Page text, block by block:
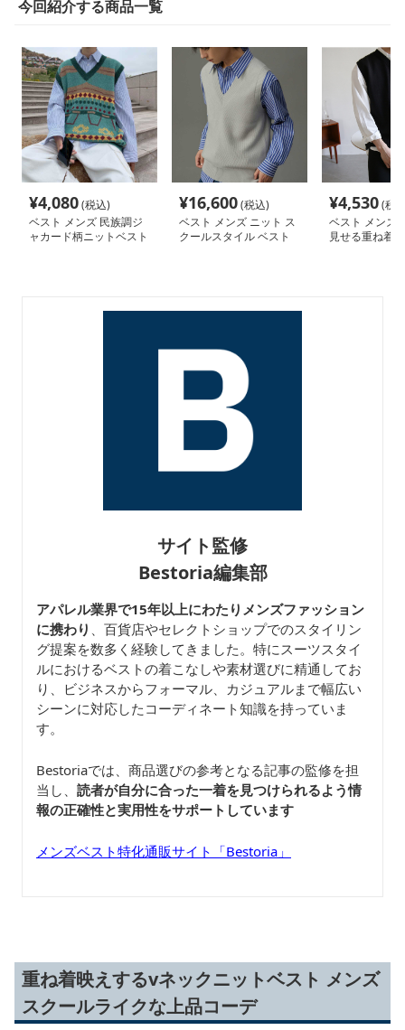
今回紹介する商品一覧
¥4,080(税込)
ベスト メンズ 民族調ジ
ャカード柄ニットベスト
¥16,600(税込)
ベスト メンズ ニット ス
クールスタイル ベスト
¥4,530(税
ベスト メンズ
見せる重ね着
サイト監修
Bestoria編集部
アパレル業界で15年以上にわたりメンズファッション
に携わり
、百貨店やセレクトショップでのスタイリン
グ提案を数多く経験してきました。特にスーツスタイ
ルにおけるベストの着こなしや素材選びに精通してお
り、ビジネスからフォーマル、カジュアルまで幅広い
シーンに対応したコーディネート知識を持っていま
す。
Bestoriaでは、商品選びの参考となる記事の監修を担
当し、 読者が自分に合った一着を見つけられるよう情
報の正確性と実用性をサポートしています
メンズベスト特化通販サイト「Bestoria」
重ね着映えするvネックニットベスト メンズ
スクールライクな上品コーデ